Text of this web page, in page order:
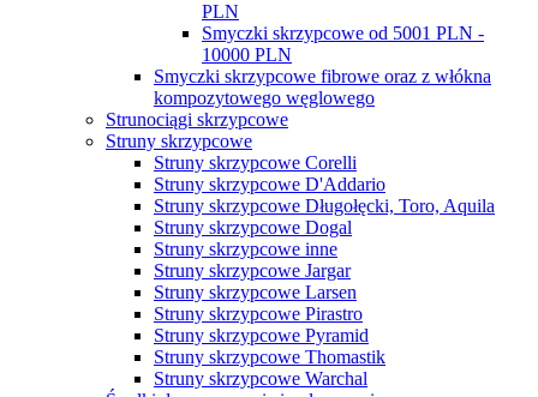
PLN
Smyczki skrzypcowe od 5001 PLN -
10000 PLN
Smyczki skrzypcowe fibrowe oraz z włókna
kompozytowego węglowego
Strunociągi skrzypcowe
Struny skrzypcowe
Struny skrzypcowe Corelli
Struny skrzypcowe D'Addario
Struny skrzypcowe Długołęcki, Toro, Aquila
Struny skrzypcowe Dogal
Struny skrzypcowe inne
Struny skrzypcowe Jargar
Struny skrzypcowe Larsen
Struny skrzypcowe Pirastro
Struny skrzypcowe Pyramid
Struny skrzypcowe Thomastik
Struny skrzypcowe Warchal